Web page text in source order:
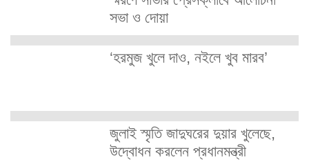
সভা ও দোয়া
‘হরমুজ খুলে দাও, নইলে খুব মারব’
জুলাই স্মৃতি জাদুঘরের দুয়ার খুলেছে,
উদ্বোধন করলেন প্রধানমন্ত্রী